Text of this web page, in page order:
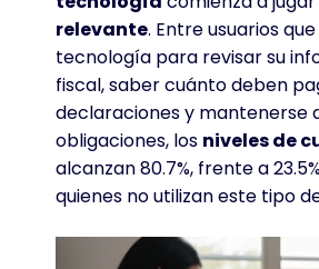
relevante. Entre usuarios
tecnología para revisar su
fiscal, saber cuánto deben
declaraciones y mantenerse
obligaciones, los niveles de
alcanzan 80.7%, frente a
quienes no utilizan este tipo